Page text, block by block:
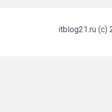
itblog21.ru (c)